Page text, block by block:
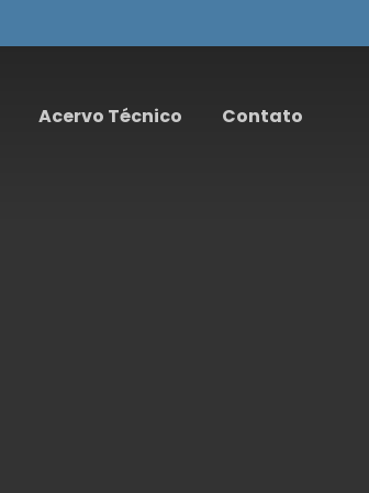
Acervo Técnico Contato